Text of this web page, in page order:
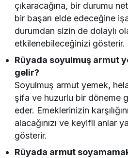
çıkaracağına, bir durumu
bir başarı elde edeceğine
durumdan sizin de dolaylı
etkilenebileceğinizi gösterir.
Rüyada soyulmuş armut
gelir?
Soyulmuş armut yemek,
şifa ve huzurlu bir döneme
eder. Emeklerinizin
alacağınızı ve keyifli anlar
gösterir.
Rüyada armut